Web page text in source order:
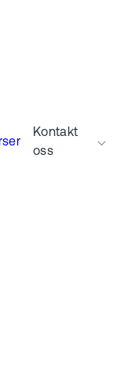
Kontakt
oss